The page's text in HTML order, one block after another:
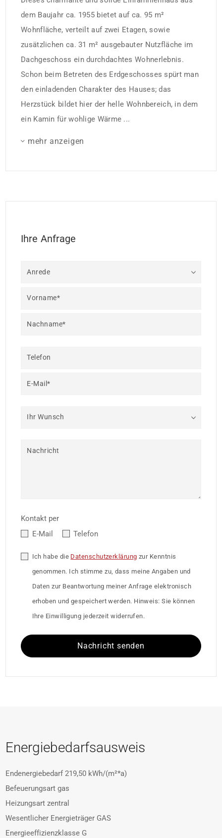
dem Baujahr ca. 1955 bietet auf ca. 95 m²
Wohnfläche, verteilt auf zwei Etagen, sowie
zusätzlichen ca. 31 m² ausgebauter Nutzfläche im
Dachgeschoss ein durchdachtes Wohnerlebnis.
Schon beim Betreten des Erdgeschosses spürt man
den einladenden Charakter des Hauses; das
Herzstück bildet hier der helle Wohnbereich, in dem
ein Kamin für wohlige Wärme ...
mehr anzeigen
Ihre Anfrage
Anrede
Vorname*
Nachname*
Telefon
E-Mail*
Ihr Wunsch
Nachricht
Kontakt per
E-Mail
Telefon
Ich habe die Datenschutzerklärung zur Kenntnis
genommen. Ich stimme zu, dass meine Angaben und
Daten zur Beantwortung meiner Anfrage elektronisch
erhoben und gespeichert werden. Hinweis: Sie können
Ihre Einwilligung jederzeit widerrufen.
Nachricht senden
Energiebedarfsausweis
Endenergiebedarf219,50 kWh/(m²*a)
Befeuerungsart gas
Heizungsart zentral
Wesentlicher Energieträger GAS
Energieeffizienzklasse G